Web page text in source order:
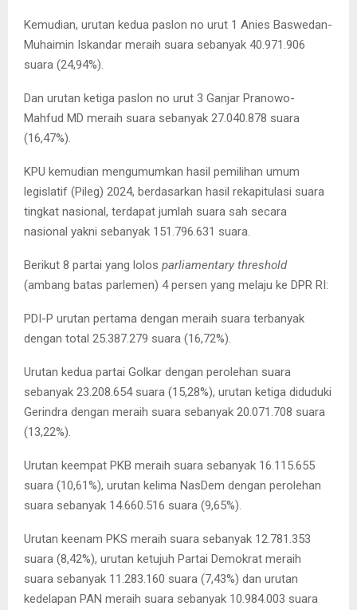
Kemudian, urutan kedua paslon no urut 1 Anies Baswedan-
Muhaimin Iskandar meraih suara sebanyak 40.971.906
suara (24,94%).
Dan urutan ketiga paslon no urut 3 Ganjar Pranowo-
Mahfud MD meraih suara sebanyak 27.040.878 suara
(16,47%).
KPU kemudian mengumumkan hasil pemilihan umum
legislatif (Pileg) 2024, berdasarkan hasil rekapitulasi suara
tingkat nasional, terdapat jumlah suara sah secara
nasional yakni sebanyak 151.796.631 suara.
Berikut 8 partai yang lolos parliamentary threshold
(ambang batas parlemen) 4 persen yang melaju ke DPR RI:
PDI-P urutan pertama dengan meraih suara terbanyak
dengan total 25.387.279 suara (16,72%).
Urutan kedua partai Golkar dengan perolehan suara
sebanyak 23.208.654 suara (15,28%), urutan ketiga diduduki
Gerindra dengan meraih suara sebanyak 20.071.708 suara
(13,22%).
Urutan keempat PKB meraih suara sebanyak 16.115.655
suara (10,61%), urutan kelima NasDem dengan perolehan
suara sebanyak 14.660.516 suara (9,65%).
Urutan keenam PKS meraih suara sebanyak 12.781.353
suara (8,42%), urutan ketujuh Partai Demokrat meraih
suara sebanyak 11.283.160 suara (7,43%) dan urutan
kedelapan PAN meraih suara sebanyak 10.984.003 suara